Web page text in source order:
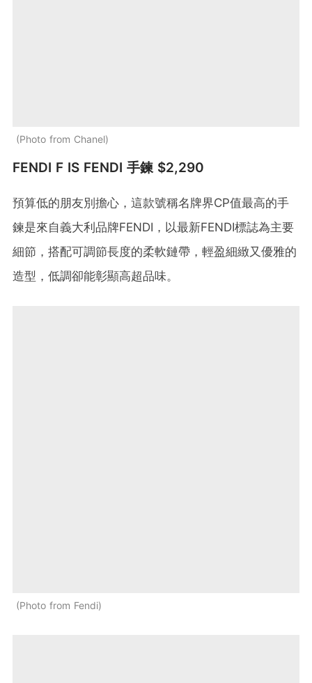
Photo from Chanel
FENDI F IS FENDI 手鍊 $2,290
預算低的朋友別擔心，這款號稱名牌界CP值最高的手
鍊是來自義大利品牌FENDI，以最新FENDI標誌為主要
細節，搭配可調節長度的柔軟鏈帶，輕盈細緻又優雅的
造型，低調卻能彰顯高超品味。
Photo from Fendi